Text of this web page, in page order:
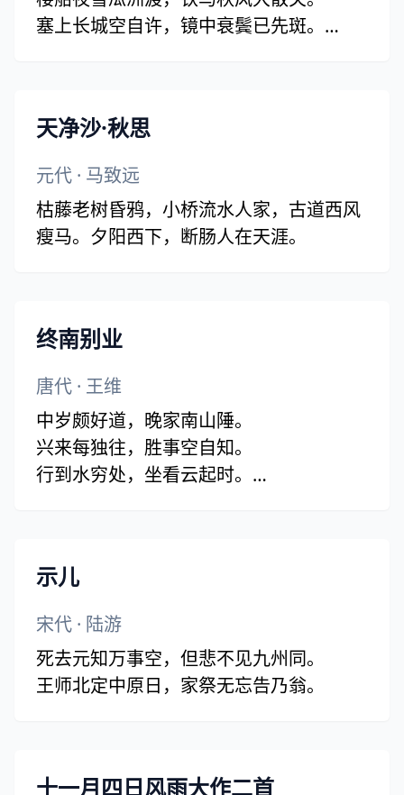
风雨不动安如山。呜呼！何时眼前突兀见
塞上长城空自许，镜中衰鬓已先斑。
天净沙·秋思
元代 · 马致远
枯藤老树昏鸦，小桥流水人家，古道西风
瘦马。夕阳西下，断肠人在天涯。
终南别业
唐代 · 王维
中岁颇好道，晚家南山陲。
兴来每独往，胜事空自知。
行到水穷处，坐看云起时。
示儿
宋代 · 陆游
死去元知万事空，但悲不见九州同。
王师北定中原日，家祭无忘告乃翁。
十一月四日风雨大作二首